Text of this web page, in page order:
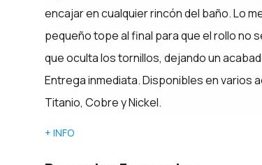
encajar en cualquier rincón del baño. Lo
pequeño tope al final para que el rollo no
que oculta los tornillos, dejando un
Entrega inmediata. Disponibles en varios
Titanio, Cobre y Nickel.
+ INFO